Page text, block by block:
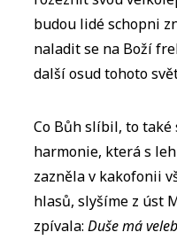
budou lidé schopni
naladit se na Boží
další osud tohoto
Co Bůh slíbil, to
harmonie, která s
zazněla v kakofonii
hlasů, slyšíme z úst
zpívala:Duše má